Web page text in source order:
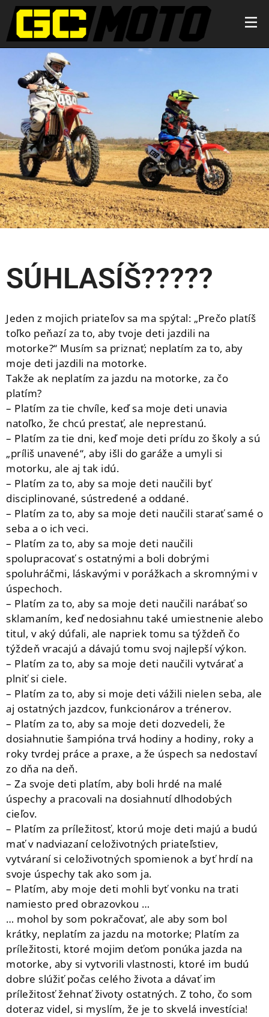
SÚHLASÍŠ?????
Jeden z mojich priateľov sa ma spýtal: „Prečo platíš
toľko peňazí za to, aby tvoje deti jazdili na
motorke?“ Musím sa priznať; neplatím za to, aby
moje deti jazdili na motorke.
Takže ak neplatím za jazdu na motorke, za čo
platím?
– Platím za tie chvíle, keď sa moje deti unavia
natoľko, že chcú prestať, ale neprestanú.
– Platím za tie dni, keď moje deti prídu zo školy a sú
„príliš unavené“, aby išli do garáže a umyli si
motorku, ale aj tak idú.
– Platím za to, aby sa moje deti naučili byť
disciplinované, sústredené a oddané.
– Platím za to, aby sa moje deti naučili starať samé o
seba a o ich veci.
– Platím za to, aby sa moje deti naučili
spolupracovať s ostatnými a boli dobrými
spoluhráčmi, láskavými v porážkach a skromnými v
úspechoch.
– Platím za to, aby sa moje deti naučili narábať so
sklamaním, keď nedosiahnu také umiestnenie alebo
titul, v aký dúfali, ale napriek tomu sa týždeň čo
týždeň vracajú a dávajú tomu svoj najlepší výkon.
– Platím za to, aby sa moje deti naučili vytvárať a
plniť si ciele.
– Platím za to, aby si moje deti vážili nielen seba, ale
aj ostatných jazdcov, funkcionárov a trénerov.
– Platím za to, aby sa moje deti dozvedeli, že
dosiahnutie šampióna trvá hodiny a hodiny, roky a
roky tvrdej práce a praxe, a že úspech sa nedostaví
zo dňa na deň.
– Za svoje deti platím, aby boli hrdé na malé
úspechy a pracovali na dosiahnutí dlhodobých
cieľov.
– Platím za príležitosť, ktorú moje deti majú a budú
mať v nadviazaní celoživotných priateľstiev,
vytváraní si celoživotných spomienok a byť hrdí na
svoje úspechy tak ako som ja.
– Platím, aby moje deti mohli byť vonku na trati
namiesto pred obrazovkou …
… mohol by som pokračovať, ale aby som bol
krátky, neplatím za jazdu na motorke; Platím za
príležitosti, ktoré mojim deťom ponúka jazda na
motorke, aby si vytvorili vlastnosti, ktoré im budú
dobre slúžiť počas celého života a dávať im
príležitosť žehnať životy ostatných. Z toho, čo som
doteraz videl, si myslím, že je to skvelá investícia!